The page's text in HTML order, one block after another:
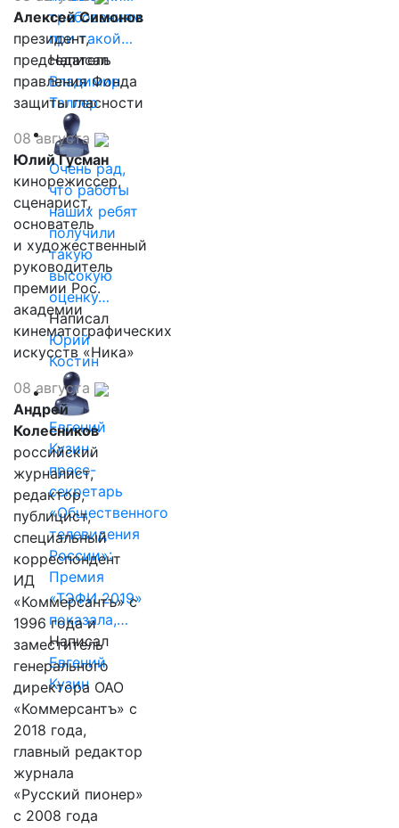
требованиям
при такой…
Написал
Владимир
Таллер
Очень рад,
что работы
наших ребят
получили
такую
высокую
оценку…
Написал
Юрий
Костин
Евгений
Кузин,
пресс-
секретарь
«Общественного
телевидения
России»:
Премия
«ТЭФИ 2019»
показала,…
Написал
Евгений
Кузин
Алексей Симонов
президент,
председатель
правления Фонда
защиты гласности
08 августа
Юлий Гусман
кинорежиссер,
сценарист,
основатель
и художественный
руководитель
премии Рос.
академии
кинематографических
искусств «Ника»
08 августа
Андрей
Колесников
российский
журналист,
редактор,
публицист,
специальный
корреспондент
ИД
«Коммерсантъ» с
1996 года и
заместитель
генерального
директора ОАО
«Коммерсантъ» с
2018 года,
главный редактор
журнала
«Русский пионер»
с 2008 года